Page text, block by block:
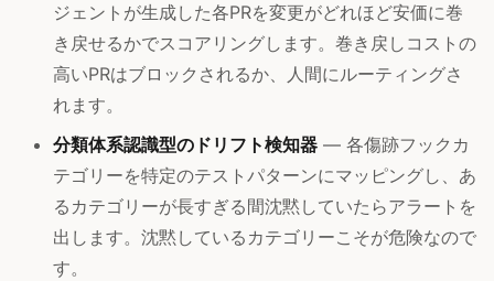
ジェントが生成した各PRを変更がどれほど安価に巻
き戻せるかでスコアリングします。巻き戻しコストの
高いPRはブロックされるか、人間にルーティングさ
れます。
分類体系認識型のドリフト検知器 — 各傷跡フックカ
テゴリーを特定のテストパターンにマッピングし、あ
るカテゴリーが長すぎる間沈黙していたらアラートを
出します。沈黙しているカテゴリーこそが危険なので
す。